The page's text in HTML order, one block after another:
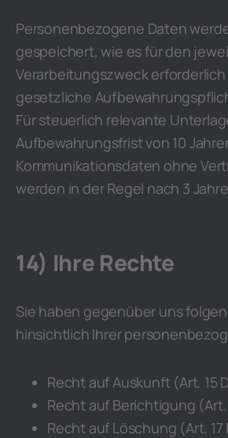
Personenbezogene Daten
gespeichert, wie es für den
Verarbeitungszweck
gesetzliche
Für steuerlich relevante
Aufbewahrungsfrist von 10
Kommunikationsdaten ohne
werden in der Regel nach 3
14) Ihre Rechte
Sie haben gegenüber uns
hinsichtlich Ihrer
Recht auf Auskunft (Art. 15
Recht auf Berichtigung (Art.
Recht auf Löschung (Art. 17